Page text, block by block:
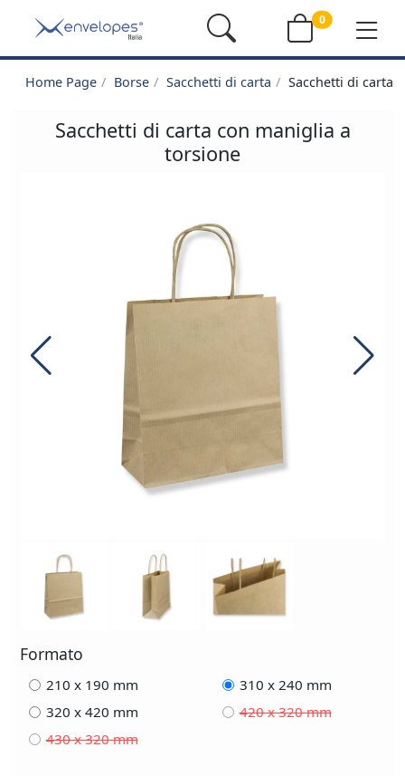
0
Home Page Borse Sacchetti di carta Sacchetti di carta
Sacchetti di carta con maniglia a
torsione
Formato
210 x 190 mm
310 x 240 mm
320 x 420 mm
420 x 320 mm
430 x 320 mm